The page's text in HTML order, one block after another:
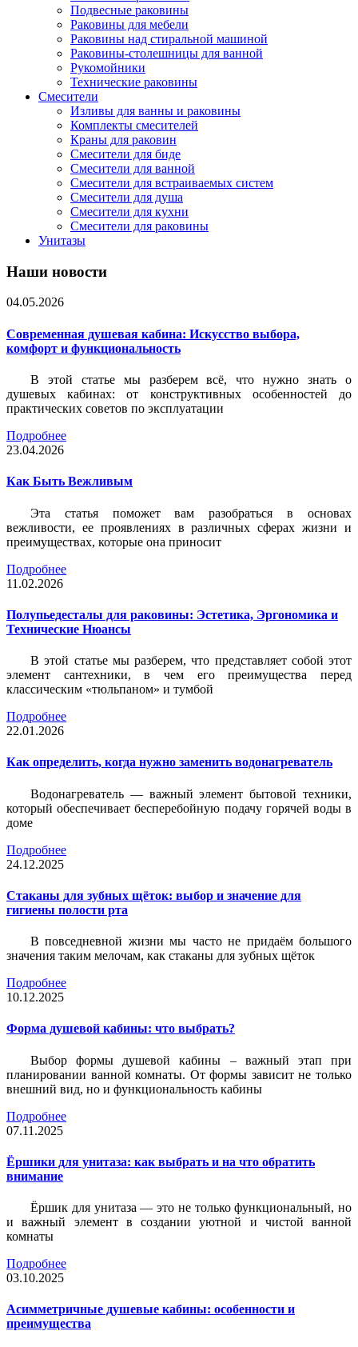
Подвесные раковины
Раковины для мебели
Раковины над стиральной машиной
Раковины-столешницы для ванной
Рукомойники
Технические раковины
Смесители
Изливы для ванны и раковины
Комплекты смесителей
Краны для раковин
Смесители для биде
Смесители для ванной
Смесители для встраиваемых систем
Смесители для душа
Смесители для кухни
Смесители для раковины
Унитазы
Наши новости
04.05.2026
Современная душевая кабина: Искусство выбора,
комфорт и функциональность
В этой статье мы разберем всё, что нужно знать о
душевых кабинах: от конструктивных особенностей до
практических советов по эксплуатации
Подробнее
23.04.2026
Как Быть Вежливым
Эта статья поможет вам разобраться в основах
вежливости, ее проявлениях в различных сферах жизни и
преимуществах, которые она приносит
Подробнее
11.02.2026
Полупьедесталы для раковины: Эстетика, Эргономика и
Технические Нюансы
В этой статье мы разберем, что представляет собой этот
элемент сантехники, в чем его преимущества перед
классическим «тюльпаном» и тумбой
Подробнее
22.01.2026
Как определить, когда нужно заменить водонагреватель
Водонагреватель — важный элемент бытовой техники,
который обеспечивает бесперебойную подачу горячей воды в
доме
Подробнее
24.12.2025
Стаканы для зубных щёток: выбор и значение для
гигиены полости рта
В повседневной жизни мы часто не придаём большого
значения таким мелочам, как стаканы для зубных щёток
Подробнее
10.12.2025
Форма душевой кабины: что выбрать?
Выбор формы душевой кабины – важный этап при
планировании ванной комнаты. От формы зависит не только
внешний вид, но и функциональность кабины
Подробнее
07.11.2025
Ёршики для унитаза: как выбрать и на что обратить
внимание
Ёршик для унитаза — это не только функциональный, но
и важный элемент в создании уютной и чистой ванной
комнаты
Подробнее
03.10.2025
Асимметричные душевые кабины: особенности и
преимущества